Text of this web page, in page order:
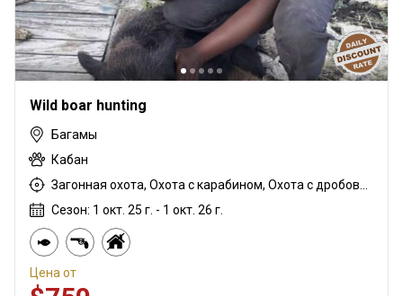
Wild boar hunting
Багамы
Кабан
Сезон: 1 окт. 25 г. - 1 окт. 26 г.
Цена от